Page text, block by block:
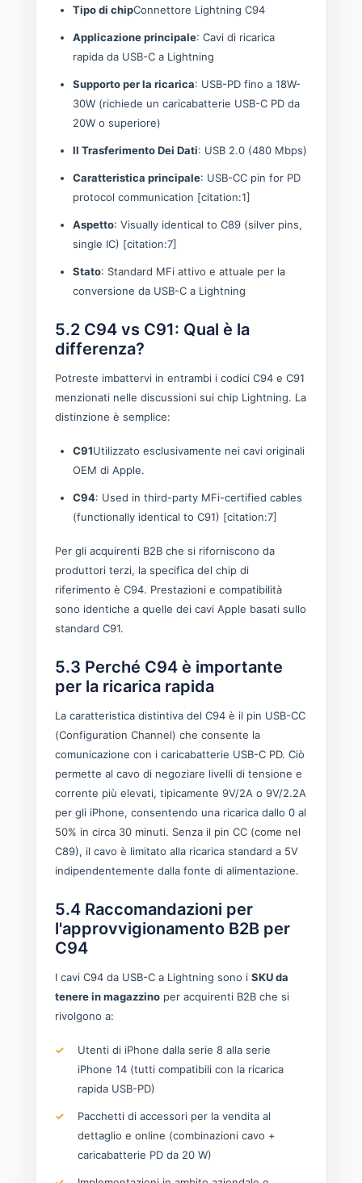
Tipo di chipConnettore Lightning C94
Applicazione principale: Cavi di ricarica
rapida da USB-C a Lightning
Supporto per la ricarica: USB-PD fino a 18W-
30W (richiede un caricabatterie USB-C PD da
20W o superiore)
Il Trasferimento Dei Dati: USB 2.0 (480 Mbps)
Caratteristica principale: USB-CC pin for PD
protocol communication [citation:1]
Aspetto: Visually identical to C89 (silver pins,
single IC) [citation:7]
Stato: Standard MFi attivo e attuale per la
conversione da USB-C a Lightning
5.2 C94 vs C91: Qual è la
differenza?
Potreste imbattervi in ​​entrambi i codici C94 e C91
menzionati nelle discussioni sui chip Lightning. La
distinzione è semplice:
C91Utilizzato esclusivamente nei cavi originali
OEM di Apple.
C94: Used in third-party MFi-certified cables
(functionally identical to C91) [citation:7]
Per gli acquirenti B2B che si riforniscono da
produttori terzi, la specifica del chip di
riferimento è C94. Prestazioni e compatibilità
sono identiche a quelle dei cavi Apple basati sullo
standard C91.
5.3 Perché C94 è importante
per la ricarica rapida
La caratteristica distintiva del C94 è il pin USB-CC
(Configuration Channel) che consente la
comunicazione con i caricabatterie USB-C PD. Ciò
permette al cavo di negoziare livelli di tensione e
corrente più elevati, tipicamente 9V/2A o 9V/2.2A
per gli iPhone, consentendo una ricarica dallo 0 al
50% in circa 30 minuti. Senza il pin CC (come nel
C89), il cavo è limitato alla ricarica standard a 5V
indipendentemente dalla fonte di alimentazione.
5.4 Raccomandazioni per
l'approvvigionamento B2B per
C94
I cavi C94 da USB-C a Lightning sono i SKU da
tenere in magazzino per acquirenti B2B che si
rivolgono a:
Utenti di iPhone dalla serie 8 alla serie
iPhone 14 (tutti compatibili con la ricarica
rapida USB-PD)
Pacchetti di accessori per la vendita al
dettaglio e online (combinazioni cavo +
caricabatterie PD da 20 W)